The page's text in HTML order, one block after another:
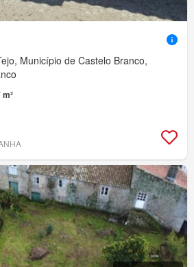
Município de Castelo Branco,
m²